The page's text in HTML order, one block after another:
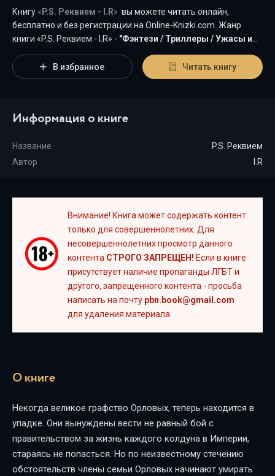
Книгу « P.S. Реквием - I.R» вы можете читать онлайн,
бесплатно и без регистрации на Оnline-Knizki.com. Жанр
книги «P.S. Реквием - I.R» - "Фэнтези / Триллеры /Ужасы и
современного читателя, а книга "P.S. Реквием" от автора I.R
занимает почетное место среди всей коллекции
В избранное Читать книгу
Информация о книге
Название
P.S. Реквием
Автор
I.R
Внимание! Книга может содержать контент
только для совершеннолетних. Для
несовершеннолетних просмотр данного
контента СТРОГО ЗАПРЕЩЕН! Если в книге
присутствует наличие пропаганды ЛГБТ и
другого, запрещенного контента - просьба
написать на почту pbn.book@gmail.com
для удаления материала
О книге
Некогда великое графство Орловых, теперь находится в
упадке. Они вынуждены вести не равный бой с
правительством за жизнь каждого колдуна в Империи,
стараясь не попасться. Но по неизвестному стечению
обстоятельств члены семьи Орловых начинают умирать